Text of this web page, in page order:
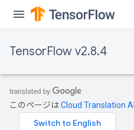
TensorFlow v2.8.4
このページはCloud Translation